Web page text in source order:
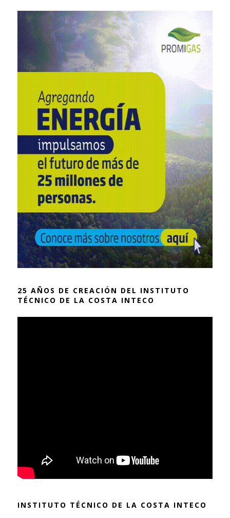
25 AÑOS DE CREACIÓN DEL INSTITUTO
TÉCNICO DE LA COSTA INTECO
INSTITUTO TÉCNICO DE LA COSTA INTECO